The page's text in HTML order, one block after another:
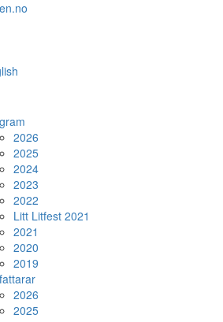
2026
2025
2024
2023
2022
Litt Litfest 2021
2021
2020
2019
2026
2025